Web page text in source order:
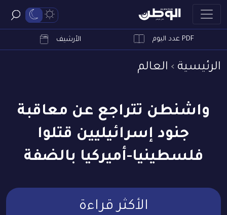
PDF عدد اليوم الأرشيف
الرئيسية العالم
واشنطن تتراجع عن معاقبة
جنود إسرائيليين قتلوا
فلسطينيا-أميركيا بالضفة
الأكثر قراءة